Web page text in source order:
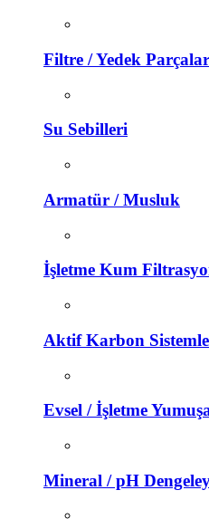
Filtre / Yedek Parçalar
Su Sebilleri
Armatür / Musluk
İşletme Kum
Aktif Karbon
Evsel / İşletme
Mineral / pH